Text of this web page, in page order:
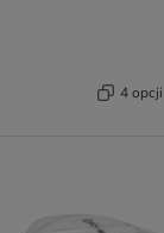
4 opcji